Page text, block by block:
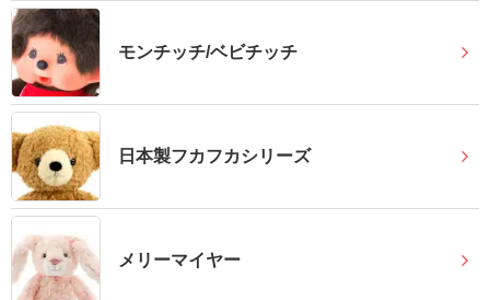
ド
電
報
マ
ニ
ュ
ア
ル・
Q&A
モンチッチ/ベビチッチ
日本製フカフカシリーズ
メリーマイヤー